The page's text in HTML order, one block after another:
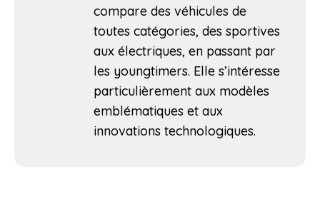
compare des véhicules de
toutes catégories, des sportives
aux électriques, en passant par
les youngtimers. Elle s’intéresse
particulièrement aux modèles
emblématiques et aux
innovations technologiques.